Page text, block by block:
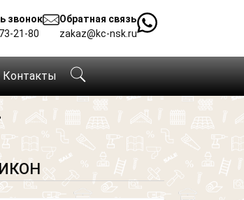
звонок
21-80
Обратная связь
zakaz@kc-nsk.ru
Контакты